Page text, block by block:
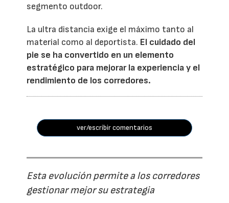
segmento outdoor.
La ultra distancia exige el máximo tanto al
material como al deportista. El cuidado del
pie se ha convertido en un elemento
estratégico para mejorar la experiencia y el
rendimiento de los corredores.
ver/escribir comentarios
Esta evolución permite a los corredores
gestionar mejor su estrategia